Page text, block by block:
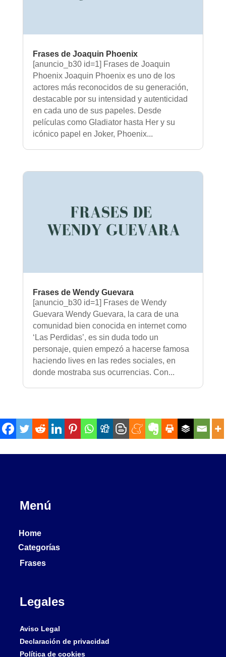
Frases de Joaquin Phoenix
[anuncio_b30 id=1] Frases de Joaquin
Phoenix Joaquin Phoenix es uno de los
actores más reconocidos de su generación,
destacable por su intensidad y autenticidad
en cada uno de sus papeles. Desde
películas como Gladiator hasta Her y su
icónico papel en Joker, Phoenix...
Frases de Wendy Guevara
[anuncio_b30 id=1] Frases de Wendy
Guevara Wendy Guevara, la cara de una
comunidad bien conocida en internet como
‘Las Perdidas’, es sin duda todo un
personaje, quien empezó a hacerse famosa
haciendo lives en las redes sociales, en
donde mostraba sus ocurrencias. Con...
Menú
Home
Categorías
Frases
Legales
Aviso Legal
Declaración de privacidad
Política de cookies